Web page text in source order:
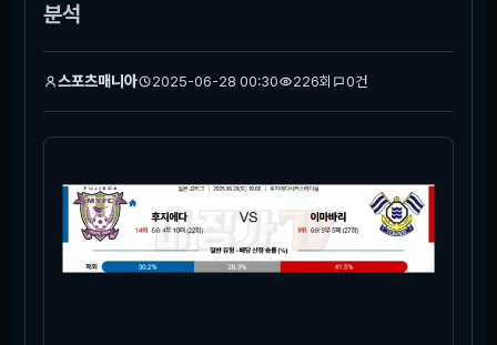
분석
스포츠매니아 2025-06-28 00:30 226회 0건